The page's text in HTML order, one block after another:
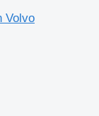
Volvo